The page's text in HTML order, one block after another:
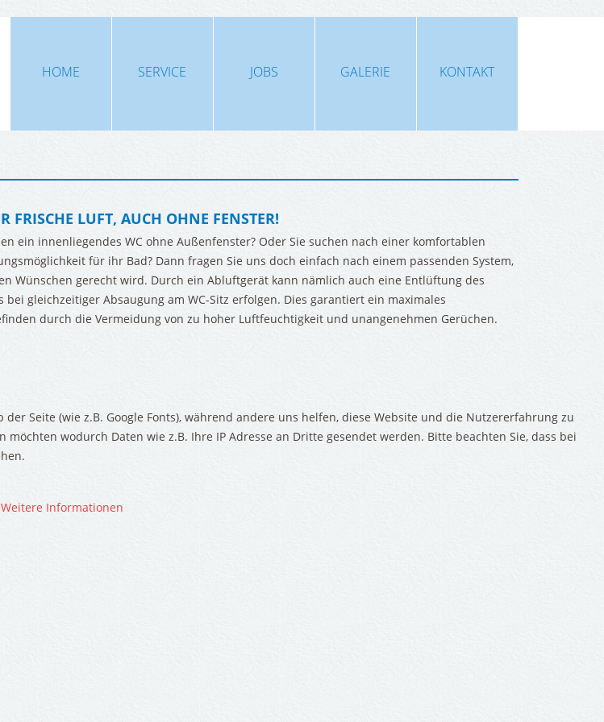
HOME
ENERGIEN
Solarthermie
Photovoltaik
Holzheizung
LOGOS
SERVICE JOBS GALERIE KONTAKT
FRISCHE LUFT, AUCH OHNE FENSTER!
ein innenliegendes WC ohne Außenfenster? Oder Sie suchen nach einer komfortablen
für ihr Bad? Dann fragen Sie uns doch einfach nach einem passenden System,
Wünschen gerecht wird. Durch ein Abluftgerät kann nämlich auch eine Entlüftung des
bei gleichzeitiger Absaugung am WC-Sitz erfolgen. Dies garantiert ein maximales
durch die Vermeidung von zu hoher Luftfeuchtigkeit und unangenehmen Gerüchen.
Seite (wie z.B. Google Fonts), während andere uns helfen, diese Website und die Nutzererfahrung zu
wodurch Daten wie z.B. Ihre IP Adresse an Dritte gesendet werden. Bitte beachten Sie, dass bei
Weitere Informationen